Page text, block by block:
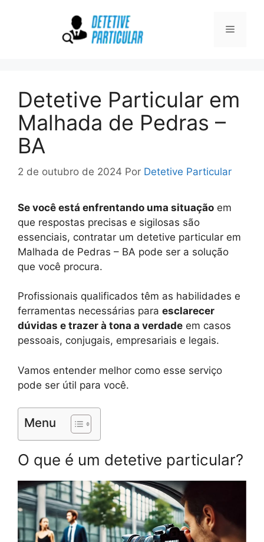
Menu
Detetive Particular em
Malhada de Pedras –
BA
2 de outubro de 2024 Por Detetive Particular
Se você está enfrentando uma situação em
que respostas precisas e sigilosas são
essenciais, contratar um detetive particular em
Malhada de Pedras – BA pode ser a solução
que você procura.
Profissionais qualificados têm as habilidades e
ferramentas necessárias para esclarecer
dúvidas e trazer à tona a verdade em casos
pessoais, conjugais, empresariais e legais.
Vamos entender melhor como esse serviço
pode ser útil para você.
Menu
O que é um detetive particular?